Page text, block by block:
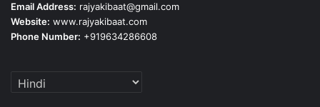
Email Address: rajyakibaat@gmail.com
Website: www.rajyakibaat.com
Phone Number: +919634286608